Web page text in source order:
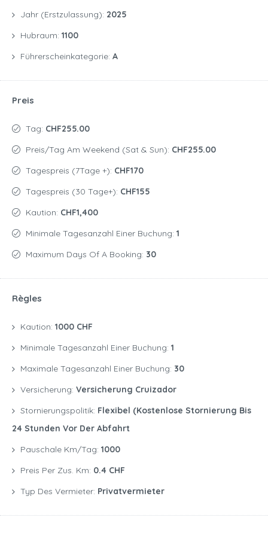
Jahr (Erstzulassung): 2025
Hubraum: 1100
Führerscheinkategorie: A
Preis
Tag: CHF255.00
Preis/Tag Am Weekend (Sat & Sun): CHF255.00
Tagespreis (7Tage +): CHF170
Tagespreis (30 Tage+): CHF155
Kaution: CHF1,400
Minimale Tagesanzahl Einer Buchung: 1
Maximum Days Of A Booking: 30
Règles
Kaution: 1000 CHF
Minimale Tagesanzahl Einer Buchung: 1
Maximale Tagesanzahl Einer Buchung: 30
Versicherung: Versicherung Cruizador
Stornierungspolitik: Flexibel (kostenlose Stornierung Bis
24 Stunden Vor Der Abfahrt
Pauschale Km/Tag: 1000
Preis Per Zus. Km: 0.4 CHF
Typ Des Vermieter: Privatvermieter